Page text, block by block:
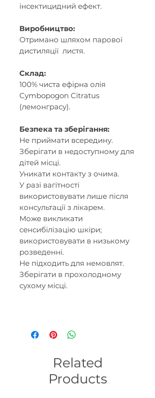
інсектицидний ефект.
Виробництво:
Отримано шляхом парової
дистиляції листя.
Склад:
100% чиста ефірна олія
Cymbopogon Citratus
(лемонграсу).
Безпека та зберігання:
Не приймати всередину.
Зберігати в недоступному для
дітей місці.
Уникати контакту з очима.
У разі вагітності
використовувати лише після
консультації з лікарем.
Може викликати
сенсибілізацію шкіри;
використовувати в низькому
розведенні.
Не підходить для немовлят.
Зберігати в прохолодному
сухому місці.
Related
Products